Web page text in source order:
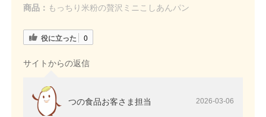
商品： もっちり米粉の贅沢ミニこしあんパン
役に立った 0
サイトからの返信
つの食品お客さま担当 2026-03-06